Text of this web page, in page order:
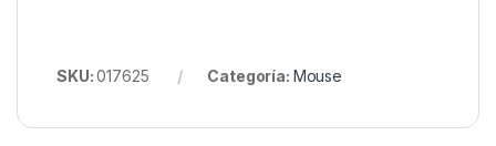
SKU:017625 Categoría: Mouse